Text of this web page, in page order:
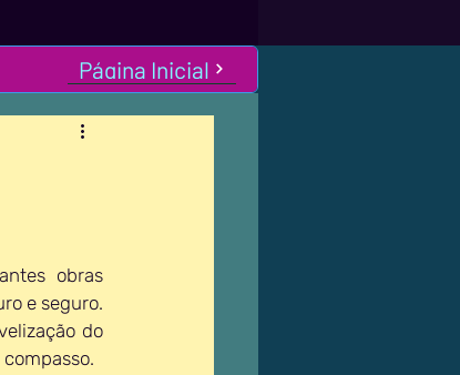
Página Inicial
obras
e seguro.
do